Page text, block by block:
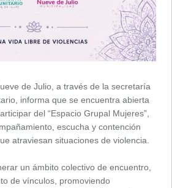
de Julio, a través de la secretaría
informa que se encuentra abierta
del “Espacio Grupal Mujeres”,
escucha y contención
atraviesan situaciones de violencia.
un ámbito colectivo de encuentro,
de vínculos, promoviendo